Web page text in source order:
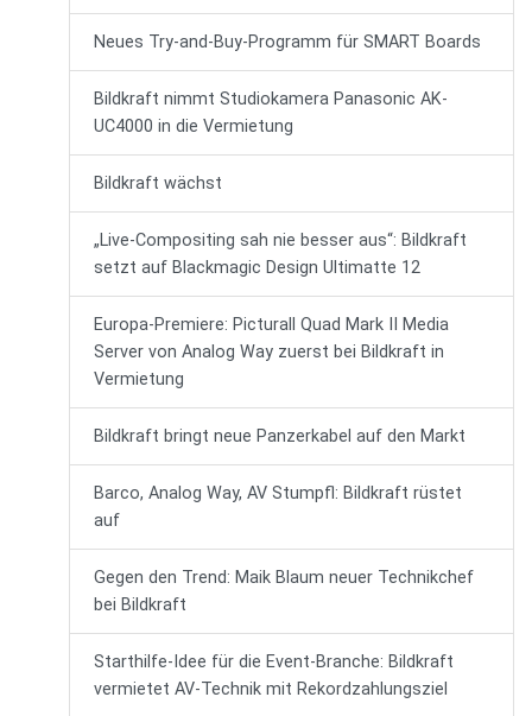
Neues Try-and-Buy-Programm für SMART Boards
Bildkraft nimmt Studiokamera Panasonic AK-
UC4000 in die Vermietung
Bildkraft wächst
„Live-Compositing sah nie besser aus“: Bildkraft
setzt auf Blackmagic Design Ultimatte 12
Europa-Premiere: Picturall Quad Mark II Media
Server von Analog Way zuerst bei Bildkraft in
Vermietung
Bildkraft bringt neue Panzerkabel auf den Markt
Barco, Analog Way, AV Stumpfl: Bildkraft rüstet
auf
Gegen den Trend: Maik Blaum neuer Technikchef
bei Bildkraft
Starthilfe-Idee für die Event-Branche: Bildkraft
vermietet AV-Technik mit Rekordzahlungsziel